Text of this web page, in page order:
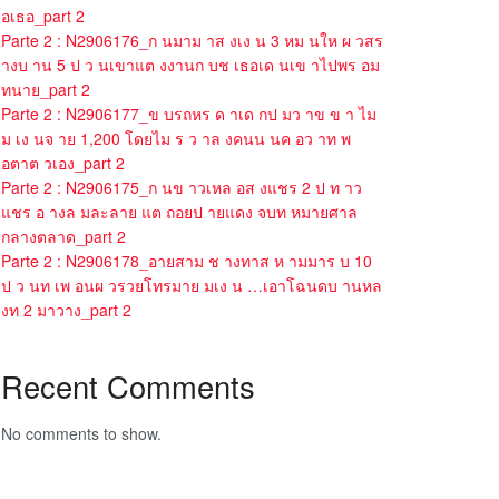
อเธอ_part 2
Parte 2 : N2906176_ก นมาม าส งเง น 3 หม นให ผ วสร
างบ าน 5 ป ว นเขาแต งงานก บช เธอเด นเข าไปพร อม
ทนาย_part 2
Parte 2 : N2906177_ข บรถหร ด าเด กป มว าข ข า ไม
ม เง นจ าย 1,200 โดยไม ร ว าล งคนน นค อว าท พ
อตาต วเอง_part 2
Parte 2 : N2906175_ก นข าวเหล อส งแชร 2 ป ท าว
แชร อ างล มละลาย แต ถอยป ายแดง จบท หมายศาล
กลางตลาด_part 2
Parte 2 : N2906178_อายสาม ช างทาส ห ามมาร บ 10
ป ว นท เพ อนผ วรวยโทรมาย มเง น …เอาโฉนดบ านหล
งท 2 มาวาง_part 2
Recent Comments
No comments to show.